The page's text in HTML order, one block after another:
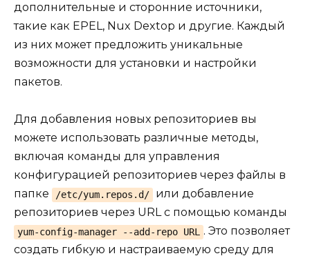
дополнительные и сторонние источники,
такие как EPEL, Nux Dextop и другие. Каждый
из них может предложить уникальные
возможности для установки и настройки
пакетов.
Для добавления новых репозиториев вы
можете использовать различные методы,
включая команды для управления
конфигурацией репозиториев через файлы в
папке
/etc/yum.repos.d/
или добавление
репозиториев через URL с помощью команды
yum-config-manager --add-repo URL
. Это позволяет
создать гибкую и настраиваемую среду для